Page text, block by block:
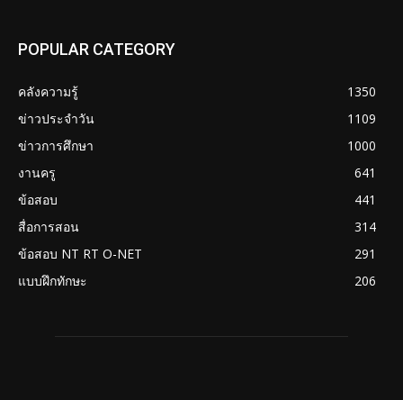
POPULAR CATEGORY
คลังความรู้
1350
ข่าวประจำวัน
1109
ข่าวการศึกษา
1000
งานครู
641
ข้อสอบ
441
สื่อการสอน
314
ข้อสอบ NT RT O-NET
291
แบบฝึกทักษะ
206